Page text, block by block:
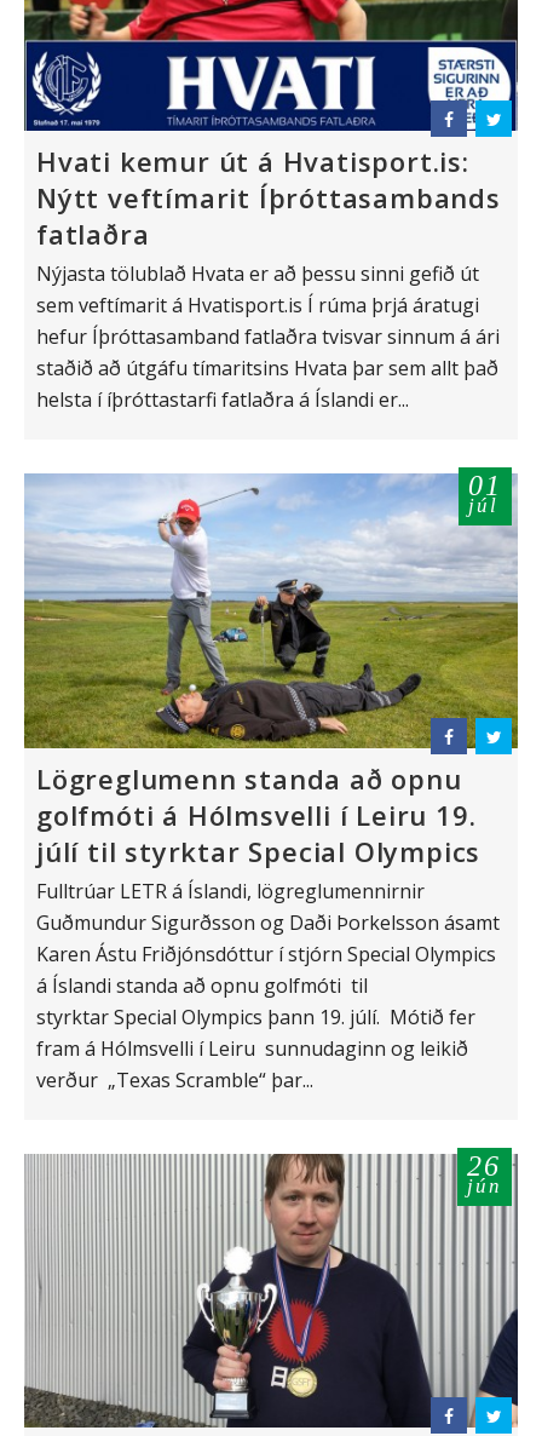
Hvati kemur út á Hvatisport.is:
Nýtt veftímarit Íþróttasambands
fatlaðra
Nýjasta tölublað Hvata er að þessu sinni gefið út
sem veftímarit á Hvatisport.is Í rúma þrjá áratugi
hefur Íþróttasamband fatlaðra tvisvar sinnum á ári
staðið að útgáfu tímaritsins Hvata þar sem allt það
helsta í íþróttastarfi fatlaðra á Íslandi er...
01
júl
Lögreglumenn standa að opnu
golfmóti á Hólmsvelli í Leiru 19.
júlí til styrktar Special Olympics
Fulltrúar LETR á Íslandi, lögreglumennirnir
Guðmundur Sigurðsson og Daði Þorkelsson ásamt
Karen Ástu Friðjónsdóttur í stjórn Special Olympics
á Íslandi standa að opnu golfmóti til
styrktar Special Olympics þann 19. júlí. Mótið fer
fram á Hólmsvelli í Leiru sunnudaginn og leikið
verður „Texas Scramble“ þar...
26
jún